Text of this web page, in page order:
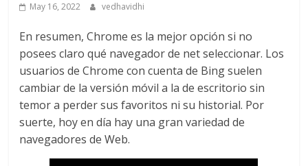
May 16, 2022 vedhavidhi
En resumen, Chrome es la mejor opción si no
posees claro qué navegador de net seleccionar. Los
usuarios de Chrome con cuenta de Bing suelen
cambiar de la versión móvil a la de escritorio sin
temor a perder sus favoritos ni su historial. Por
suerte, hoy en día hay una gran variedad de
navegadores de Web.